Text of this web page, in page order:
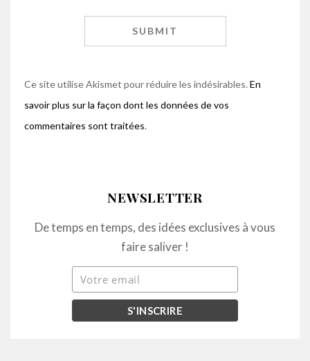
Ce site utilise Akismet pour réduire les indésirables.En
savoir plus sur la façon dont les données de vos
commentaires sont traitées.
NEWSLETTER
De temps en temps, des idées exclusives à vous
faire saliver !